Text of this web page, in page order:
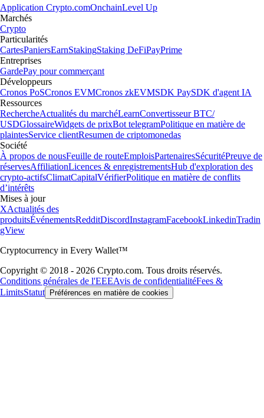
Application Crypto.comOnchainLevel Up
Marchés
Crypto
Particularités
CartesPaniersEarnStakingStaking DeFiPayPrime
Entreprises
GardePay pour commerçant
Développeurs
Cronos PoSCronos EVMCronos zkEVMSDK PaySDK d'agent IA
Ressources
RechercheActualités du marchéLearnConvertisseur BTC/
USDGlossaireWidgets de prixBot telegramPolitique en matière de
plaintesService clientResumen de criptomonedas
Société
À propos de nousFeuille de routeEmploisPartenairesSécuritéPreuve de
réservesAffiliationLicences & enregistrementsHub d'exploration des
crypto-actifsClimatCapitalVérifierPolitique en matière de conflits
d’intérêts
Mises à jour
XActualités des
produitsÉvénementsRedditDiscordInstagramFacebookLinkedinTradin
gView
Cryptocurrency in Every Wallet™
Copyright © 2018 - 2026 Crypto.com. Tous droits réservés.
Conditions générales de l'EEEAvis de confidentialitéFees &
LimitsStatut Préférences en matière de cookies